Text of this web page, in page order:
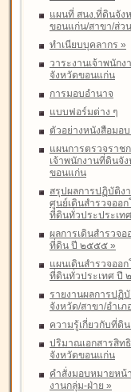
แผนที่ สนง.ที่ดินจัง
ขอนแก่น/สาขา/ส่ว
ทำเนียบบุคลากร »
วาระงานเจ้าพนัก
จังหวัดขอนแก่น
การมอบอำนาจ
แบบฟอร์มต่าง ๆ
ตัวอย่างหนังสือมอ
แผนการตรวจราช
เจ้าพนักงานที่ดินจั
ขอนแก่น
สรุปผลการปฏิบัติง
ศูนย์เดินสำรวจออ
ที่ดินทั่วประประเทศ
ผลการเดินสำรวจอ
ที่ดิน ปี ๒๕๕๕ »
แผนเดินสำรวจออ
ที่ดินทั่วประเทศ ปี
รายงานผลการปฏิ
จังหวัด/สาขา/อำเภ
ความรู้เกี่ยวกับที่ดิน
ปริมาณเอกสารสิท
จังหวัดขอนแก่น
คำสั่งมอบหมายหน้
งานกลุ่ม-ฝ่าย »